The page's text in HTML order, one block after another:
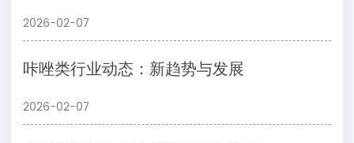
2026-02-07
咔唑类行业动态：新趋势与发展
2026-02-07